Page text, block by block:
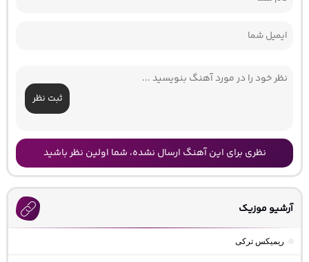
ثبت نظر
نظری برای این آهنگ ارسال نشده، شما اولین نظر باشید
آرشیو موزیک
ریمیکس ترکی